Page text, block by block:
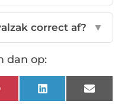
correct af? ▼
dan op:
PinterestLinkedInEmail